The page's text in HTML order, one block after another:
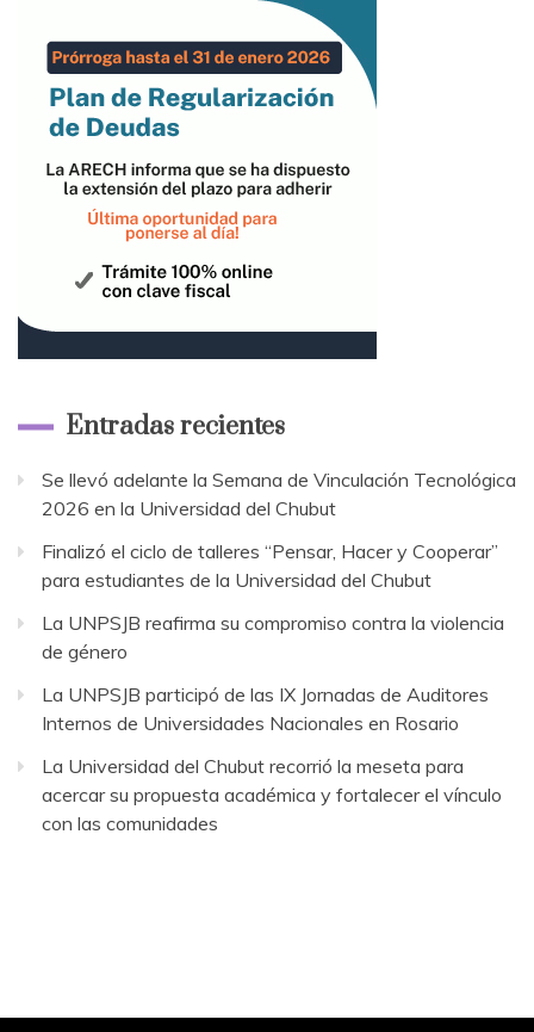
Entradas recientes
Se llevó adelante la Semana de Vinculación Tecnológica
2026 en la Universidad del Chubut
Finalizó el ciclo de talleres “Pensar, Hacer y Cooperar”
para estudiantes de la Universidad del Chubut
La UNPSJB reafirma su compromiso contra la violencia
de género
La UNPSJB participó de las IX Jornadas de Auditores
Internos de Universidades Nacionales en Rosario
La Universidad del Chubut recorrió la meseta para
acercar su propuesta académica y fortalecer el vínculo
con las comunidades